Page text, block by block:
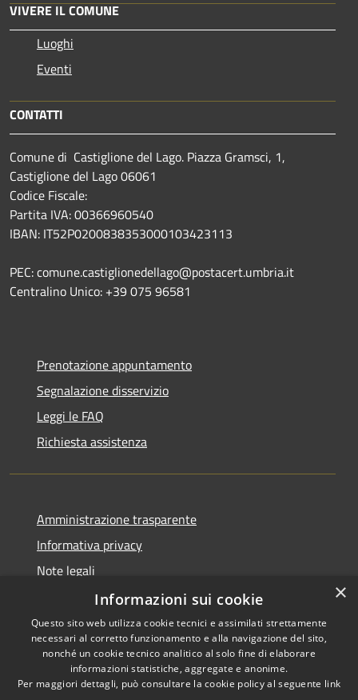
VIVERE IL COMUNE
Luoghi
Eventi
CONTATTI
Comune di Castiglione del Lago. Piazza Gramsci, 1,
Castiglione del Lago 06061
Codice Fiscale:
Partita IVA: 00366960540
IBAN: IT52P0200838353000103423113
PEC: comune.castiglionedellago@postacert.umbria.it
Centralino Unico: +39 075 96581
Prenotazione appuntamento
Segnalazione disservizio
Leggi le FAQ
Richiesta assistenza
Amministrazione trasparente
Informativa privacy
Note legali
Dichiarazione di accessibilità
RSS
Copyright © 2026 • Comune di
×
Informazioni sui cookie
Questo sito web utilizza cookie tecnici e assimilati strettamente
necessari al corretto funzionamento e alla navigazione del sito,
nonché un cookie tecnico analitico al solo fine di elaborare
informazioni statistiche, aggregate e anonime.
Per maggiori dettagli, può consultare la cookie policy al seguente link